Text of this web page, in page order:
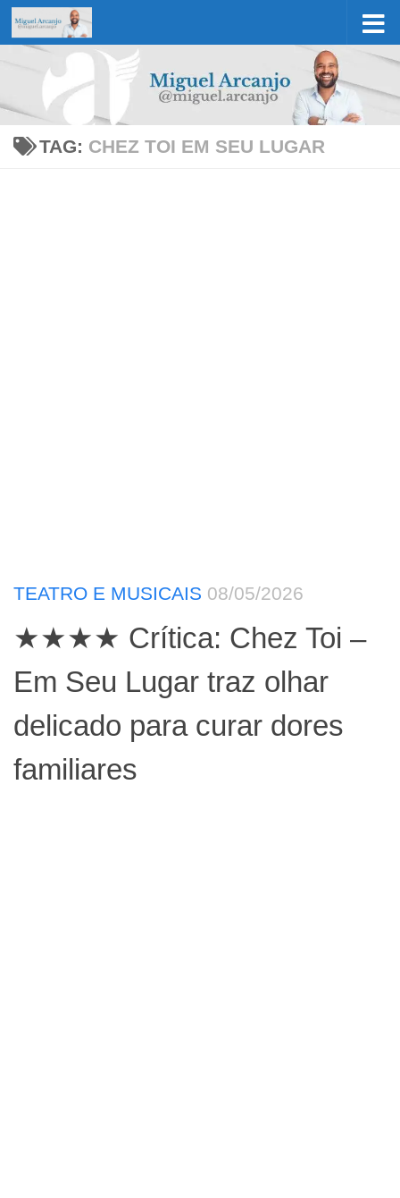
Skip to content
TAG: CHEZ TOI EM SEU LUGAR
TEATRO E MUSICAIS 08/05/2026
★★★★ Crítica: Chez Toi –
Em Seu Lugar traz olhar
delicado para curar dores
familiares